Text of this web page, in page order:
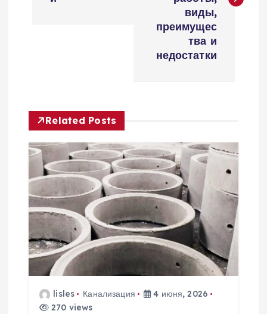
ц
и
я
п
о
з
а
виды,
преимущес
тва и
недостатки
Related Posts
lisles Канализация
4 июня, 2026
270 views